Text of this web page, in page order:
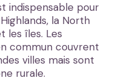
indispensable pour
la North
les îles. Les
commun couvrent
villes mais sont
rurale.